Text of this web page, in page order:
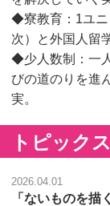
◆寮教育：1ユニ
次）と外国人留
◆少人数制：一
びの道のりを進
実。
トピックス
2026.04.01
「ないものを描